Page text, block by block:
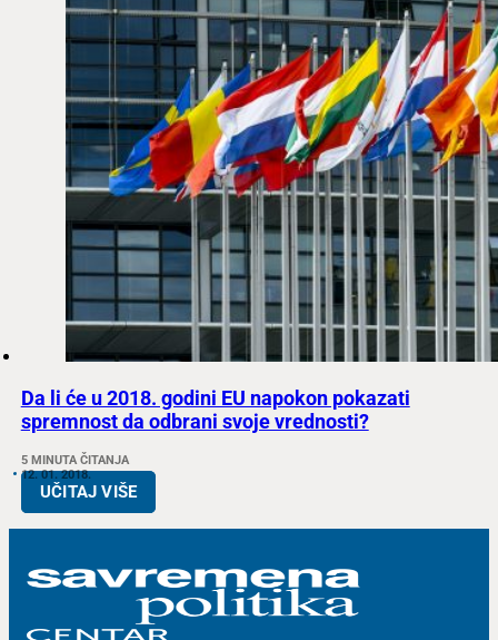
Da li će u 2018. godini EU napokon pokazati
spremnost da odbrani svoje vrednosti?
5 MINUTA ČITANJA
12. 01. 2018.
UČITAJ VIŠE